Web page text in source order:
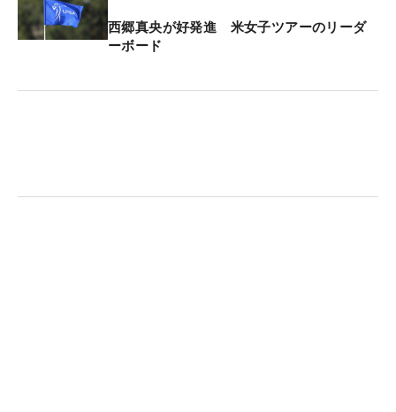
ドで男子プロ・永野竜太郎と回ったときのことだっ
た。永野が「そこまで打つ必要なくない？」、「こ
西郷真央が好発進 米女子ツアーのリーダ
ーボード